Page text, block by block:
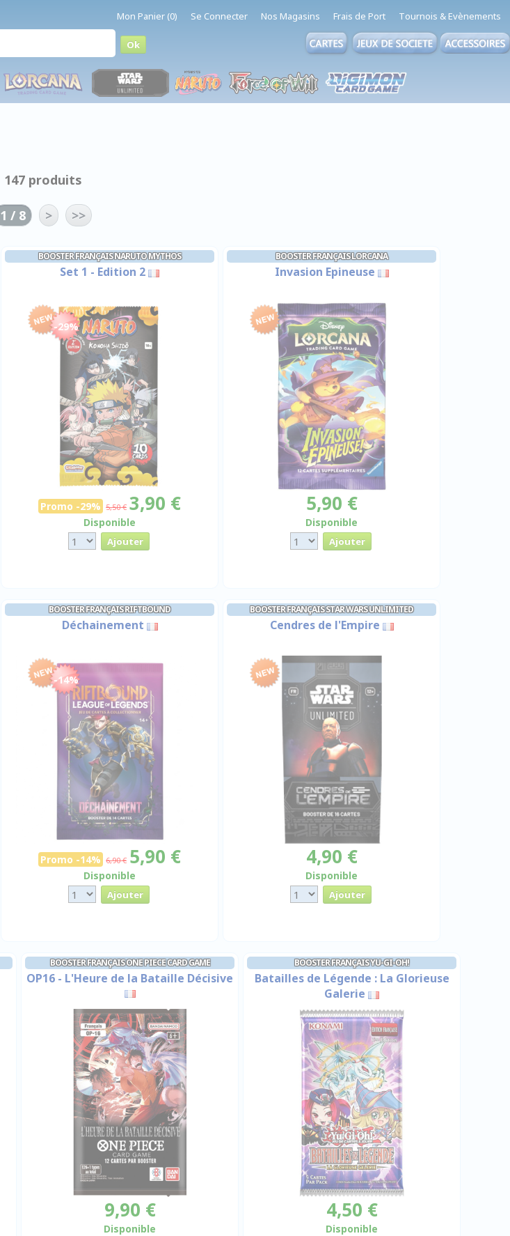
Mon Panier (0) Se Connecter Nos Magasins Frais de Port Tournois & Evènements
147 produits
1 / 8 > >>
BOOSTER FRANÇAIS NARUTO MYTHOS
Set 1 - Edition 2
-29%
Promo -29% 5,50 € 3,90 €
Disponible
BOOSTER FRANÇAIS LORCANA
Invasion Epineuse
5,90 €
Disponible
BOOSTER FRANÇAIS RIFTBOUND
Déchainement
-14%
Promo -14% 6,90 € 5,90 €
Disponible
BOOSTER FRANÇAIS STAR WARS UNLIMITED
Cendres de l'Empire
4,90 €
Disponible
BOOSTER FRANÇAIS ONE PIECE CARD GAME
OP16 - L'Heure de la Bataille Décisive
9,90 €
Disponible
BOOSTER FRANÇAIS YU-GI-OH!
Batailles de Légende : La Glorieuse
Galerie
4,50 €
Disponible